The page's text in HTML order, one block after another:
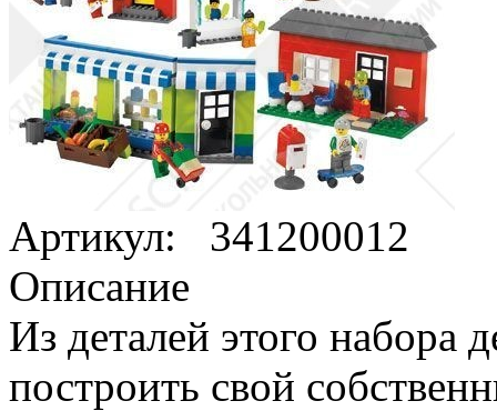
Артикул:
341200012
Описание
Из деталей этого набора
построить свой